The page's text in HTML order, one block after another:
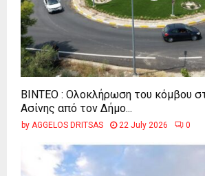
ΒΙΝΤΕΟ : Ολοκλήρωση του κόμβου
Ασίνης από τον Δήμο...
by AGGELOS DRITSAS 22 July 2026 0